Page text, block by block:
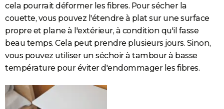
cela pourrait déformer les fibres. Pour sécher la
couette, vous pouvez l'étendre à plat sur une surface
propre et plane à l'extérieur, à condition qu'il fasse
beau temps. Cela peut prendre plusieurs jours. Sinon,
vous pouvez utiliser un séchoir à tambour à basse
température pour éviter d'endommager les fibres.